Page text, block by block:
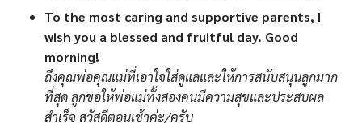
To the most caring and supportive parents, I
wish you a blessed and fruitful day. Good
morning!
ถึงคุณพ่อคุณแม่ที่เอาใจใส่ดูแลและให้การสนับสนุนลูกมาก
ที่สุด ลูกขอให้พ่อแม่ทั้งสองคนมีความสุขและประสบผล
สำเร็จ สวัสดีตอนเช้าค่ะ/ครับ